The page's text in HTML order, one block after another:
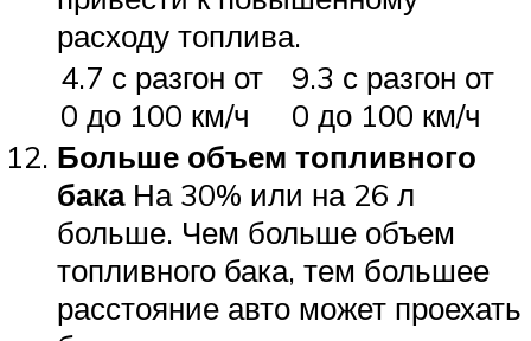
расходу топлива.
4.7 с разгон от
0 до 100 км/ч
9.3 с разгон от
0 до 100 км/ч
Больше объем топливного
бакаНа 30% или на 26 л
больше. Чем больше объем
топливного бака, тем большее
расстояние авто может проехать